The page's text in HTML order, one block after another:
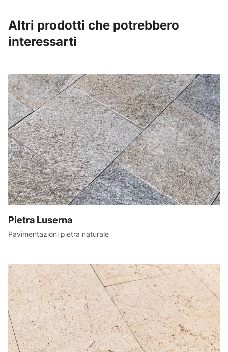
Altri prodotti che potrebbero
interessarti
Pietra Luserna
Pavimentazioni pietra naturale